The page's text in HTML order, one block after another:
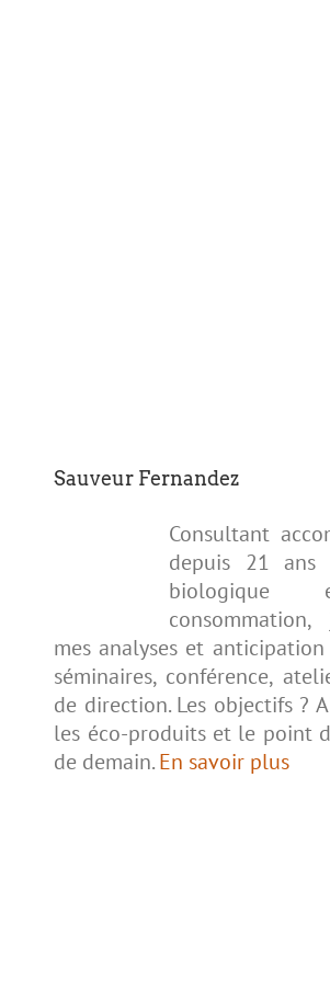
Sauveur Fernandez
Consultant
depuis 21 ans
mes analyses et
séminaires, conférence,
de direction. Les objectifs ?
les éco-produits et le point
de demain.En savoir plus